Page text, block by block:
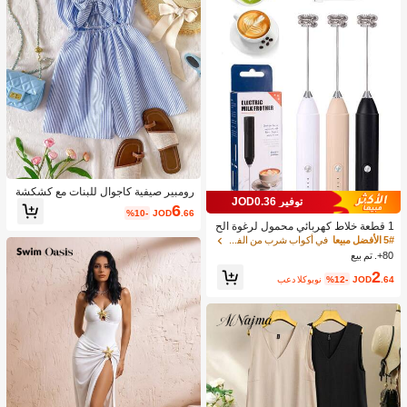
توفير JOD0.36
1 قطعة خلاط كهربائي محمول لرغوة الح
ليب، رغاية الحليب القابلة للشحن - شحن
USB، 3 سرعات، خلاط حليب كهربائي ص
غير، مناسب للقهوة/اللاتيه/الكابتشينو/الش
وكولاتة الساخنة/البيض
5# الأفضل مبيعا
في أكواب شرب من الفولاذ المقاوم للصدأ جهاز رغوة ال
80+. تم بيع
JOD2.64
%12- بعد الكوبون
رومبير صيفية كاجوال للبنات مع كشكشة
وربطة عقدة وخطوط، مناسبة للعطلات ال
صيفية والشاطئ
JOD6.66
%10-